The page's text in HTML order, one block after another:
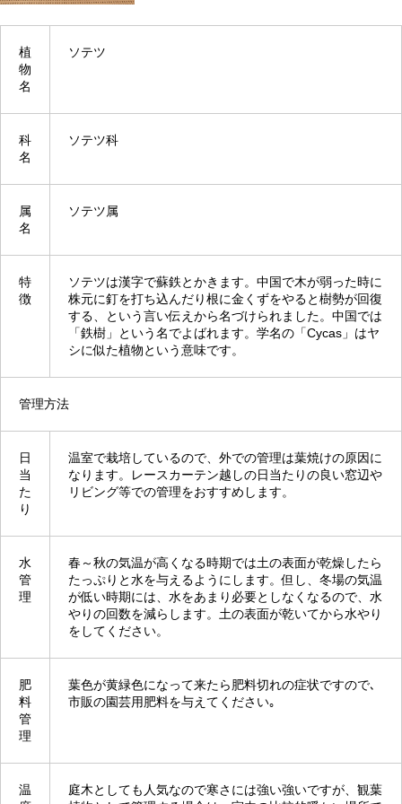
植
物
名
ソテツ
科
名
ソテツ科
属
名
ソテツ属
特
徴
ソテツは漢字で蘇鉄とかきます。中国で木が弱った時に
株元に釘を打ち込んだり根に金くずをやると樹勢が回復
する、という言い伝えから名づけられました。中国では
「鉄樹」という名でよばれます。学名の「Cycas」はヤ
シに似た植物という意味です。
管理方法
日
当
た
り
温室で栽培しているので、外での管理は葉焼けの原因に
なります。レースカーテン越しの日当たりの良い窓辺や
リビング等での管理をおすすめします。
水
管
理
春～秋の気温が高くなる時期では土の表面が乾燥したら
たっぷりと水を与えるようにします。但し、冬場の気温
が低い時期には、水をあまり必要としなくなるので、水
やりの回数を減らします。土の表面が乾いてから水やり
をしてください。
肥
料
管
理
葉色が黄緑色になって来たら肥料切れの症状ですので､
市販の園芸用肥料を与えてください｡
温
庭木としても人気なので寒さには強い強いですが、観葉